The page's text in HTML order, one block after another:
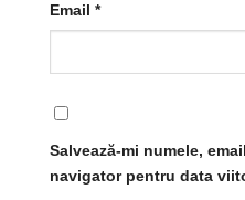
Email *
Salvează-mi numele,
navigator pentru data